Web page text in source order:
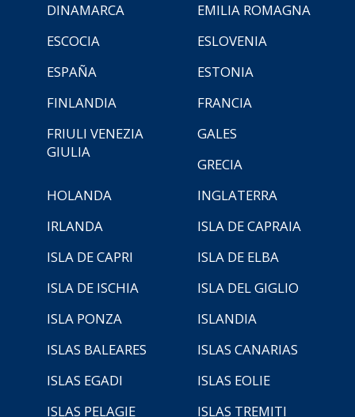
DINAMARCA
EMILIA ROMAGNA
ESCOCIA
ESLOVENIA
ESPAÑA
ESTONIA
FINLANDIA
FRANCIA
FRIULI VENEZIA
GIULIA
GALES
GRECIA
HOLANDA
INGLATERRA
IRLANDA
ISLA DE CAPRAIA
ISLA DE CAPRI
ISLA DE ELBA
ISLA DE ISCHIA
ISLA DEL GIGLIO
ISLA PONZA
ISLANDIA
ISLAS BALEARES
ISLAS CANARIAS
ISLAS EGADI
ISLAS EOLIE
ISLAS PELAGIE
ISLAS TREMITI